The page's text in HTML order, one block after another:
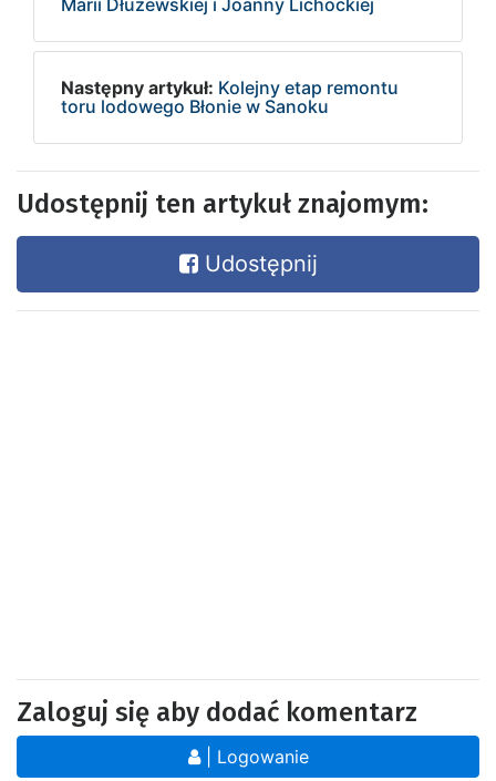
Marii Dłużewskiej i Joanny Lichockiej
Następny artykuł: Kolejny etap remontu
toru lodowego Błonie w Sanoku
Udostępnij ten artykuł znajomym:
Udostępnij
Zaloguj się aby dodać komentarz
| Logowanie